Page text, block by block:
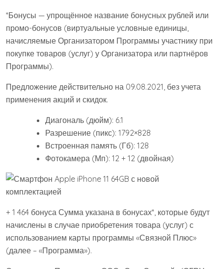
*Бонусы — упрощённое название бонусных рублей или
промо-бонусов (виртуальные условные единицы,
начисляемые Организатором Программы участнику при
покупке товаров (услуг) у Организатора или партнёров
Программы).
Предложение действительно на 09.08.2021, без учета
применения акций и скидок.
Диагональ (дюйм): 6.1
Разрешение (пикс): 1792×828
Встроенная память (Гб): 128
Фотокамера (Мп): 12 + 12 (двойная)
+ 1 464 бонуса Сумма указана в бонусах*, которые будут
начислены в случае приобретения товара (услуг) с
использованием карты программы «Связной Плюс»
(далее – «Программа»).